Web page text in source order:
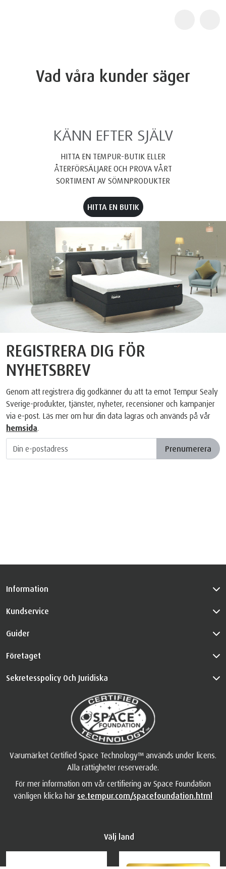
Vad våra kunder säger
KÄNN EFTER SJÄLV
HITTA EN TEMPUR-BUTIK ELLER
ÅTERFÖRSÄLJARE OCH PROVA VÅRT
SORTIMENT AV SÖMNPRODUKTER
HITTA EN BUTIK
REGISTRERA DIG FÖR
NYHETSBREV
Genom att registrera dig godkänner du att ta emot Tempur Sealy
Sverige-produkter, tjänster, nyheter, recensioner och kampanjer
via e-post. Läs mer om hur din data lagras och används på vår
hemsida.
Prenumerera
Information
Kundservice
Guider
Företaget
Sekretesspolicy Och Juridiska
Varumärket Certified Space Technology™ används under licens.
Alla rättigheter reserverade.
För mer information om vår certifiering av Space Foundation
vänligen klicka här se.tempur.com/spacefoundation.html
Välj land